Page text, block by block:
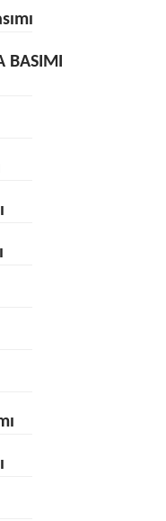
BASIMI